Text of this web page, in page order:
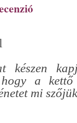
készen
a
mi